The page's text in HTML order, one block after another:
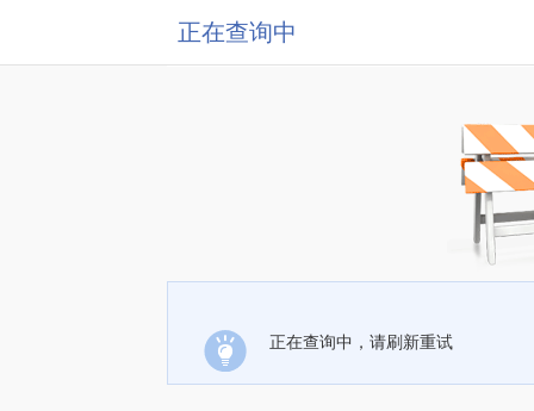
正在查询中
正在查询中，请刷新重试